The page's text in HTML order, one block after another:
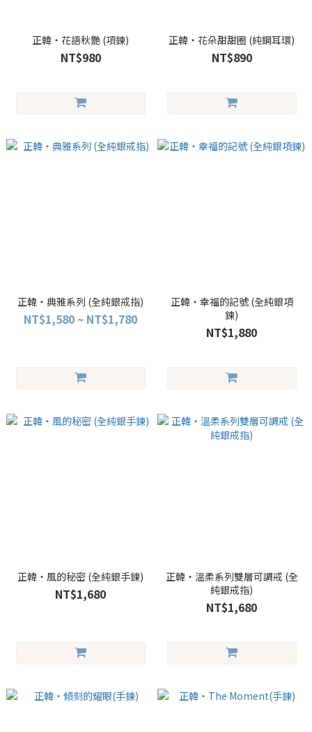
正韓・花語秋艷 (項鍊)
NT$980
正韓・花朵甜甜圈 (純鋼耳環)
NT$890
正韓・典雅系列 (全純銀戒指)
NT$1,580 ~ NT$1,780
正韓・幸福的記號 (全純銀項
鍊)
NT$1,880
正韓・風的秘密 (全純銀手鍊)
NT$1,680
正韓・溫柔系列雙層可調戒 (全
純銀戒指)
NT$1,680